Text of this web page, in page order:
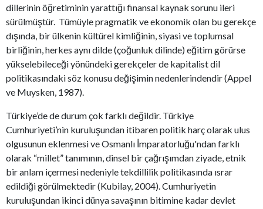
dillerinin öğretiminin yarattığı finansal kaynak sorunu ileri
sürülmüştür. Tümüyle pragmatik ve ekonomik olan bu gerekçe
dışında, bir ülkenin kültürel kimliğinin, siyasi ve toplumsal
birliğinin, herkes aynı dilde (çoğunluk dilinde) eğitim görürse
yükselebileceği yönündeki gerekçeler de kapitalist dil
politikasındaki söz konusu değişimin nedenlerindendir (Appel
ve Muysken, 1987).
Türkiye’de de durum çok farklı değildir. Türkiye
Cumhuriyeti’nin kuruluşundan itibaren politik harç olarak ulus
olgusunun eklenmesi ve Osmanlı İmparatorluğu'ndan farklı
olarak “millet” tanımının, dinsel bir çağrışımdan ziyade, etnik
bir anlam içermesi nedeniyle tekdillilik politikasında ısrar
edildiği görülmektedir (Kubilay, 2004). Cumhuriyetin
kuruluşundan ikinci dünya savaşının bitimine kadar devlet